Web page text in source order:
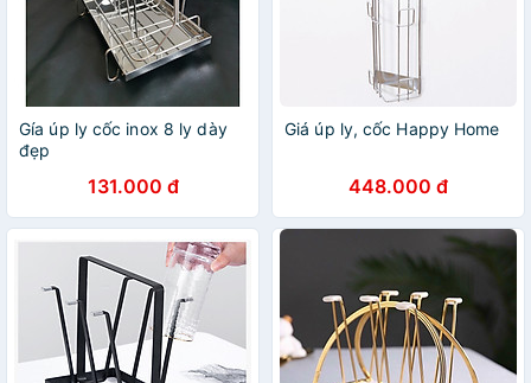
Gía úp ly cốc inox 8 ly dày
đẹp
131.000 đ
Giá úp ly, cốc Happy Home
448.000 đ